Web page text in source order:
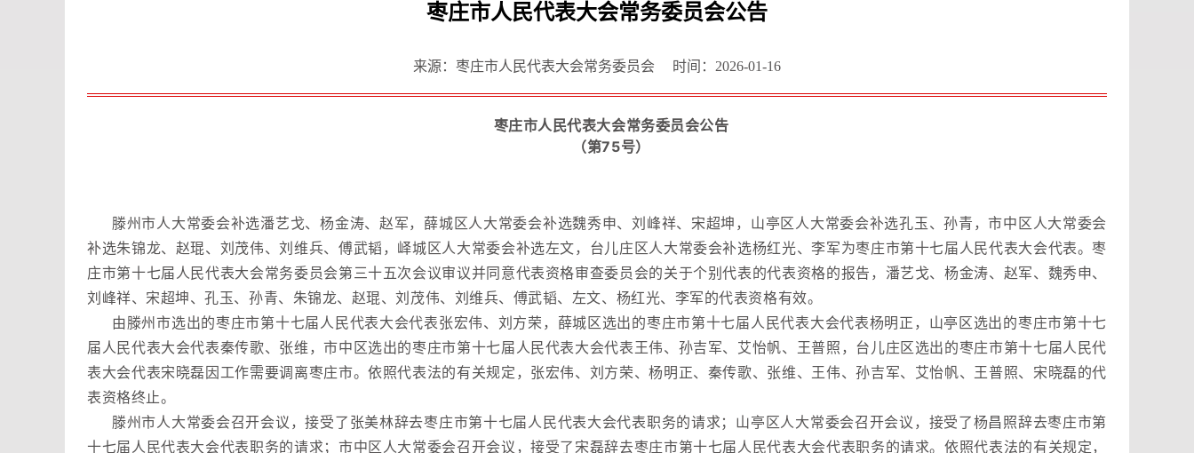
枣庄市人民代表大会常务委员会公告
来源：枣庄市人民代表大会常务委员会 时间：2026-01-16
枣庄市人民代表大会常务委员会公告
（第75号）
滕州市人大常委会补选潘艺戈、杨金涛、赵军，薛城区人大常委会补选魏秀申、刘峰祥、宋超坤，山亭区人大常委会补选孔玉、孙青，市中区人大常委会
补选朱锦龙、赵琨、刘茂伟、刘维兵、傅武韬，峄城区人大常委会补选左文，台儿庄区人大常委会补选杨红光、李军为枣庄市第十七届人民代表大会代表。枣
庄市第十七届人民代表大会常务委员会第三十五次会议审议并同意代表资格审查委员会的关于个别代表的代表资格的报告，潘艺戈、杨金涛、赵军、魏秀申、
刘峰祥、宋超坤、孔玉、孙青、朱锦龙、赵琨、刘茂伟、刘维兵、傅武韬、左文、杨红光、李军的代表资格有效。
由滕州市选出的枣庄市第十七届人民代表大会代表张宏伟、刘方荣，薛城区选出的枣庄市第十七届人民代表大会代表杨明正，山亭区选出的枣庄市第十七
届人民代表大会代表秦传歌、张维，市中区选出的枣庄市第十七届人民代表大会代表王伟、孙吉军、艾怡帆、王普照，台儿庄区选出的枣庄市第十七届人民代
表大会代表宋晓磊因工作需要调离枣庄市。依照代表法的有关规定，张宏伟、刘方荣、杨明正、秦传歌、张维、王伟、孙吉军、艾怡帆、王普照、宋晓磊的代
表资格终止。
滕州市人大常委会召开会议，接受了张美林辞去枣庄市第十七届人民代表大会代表职务的请求；山亭区人大常委会召开会议，接受了杨昌照辞去枣庄市第
十七届人民代表大会代表职务的请求；市中区人大常委会召开会议，接受了宋磊辞去枣庄市第十七届人民代表大会代表职务的请求。依照代表法的有关规定，